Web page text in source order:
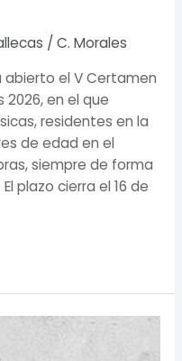
/ C. Morales
abierto el V Certamen
en el que
residentes en la
de edad en el
siempre de forma
plazo cierra el 16 de